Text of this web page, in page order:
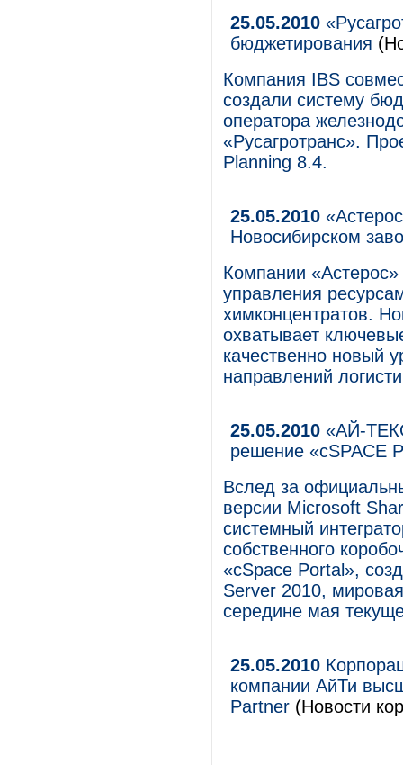
25.05.2010
бюджетирования
Компания IBS
создали систему
оператора
«Русагротранс».
Planning 8.4.
25.05.2010
Новосибирском
Компании
управления
химконцентратов.
охватывает
качественно новый
направлений
25.05.2010 «АЙ-
решение «сSPACE
Вслед за
версии Microsoft
системный
собственного
«cSpace Portal»,
Server 2010,
середине мая
25.05.2010
компании АйТи
Partner (Новости